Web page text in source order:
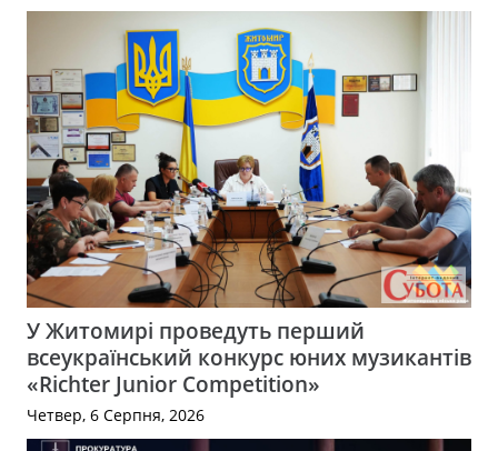
У Житомирі проведуть перший
всеукраїнський конкурс юних музикантів
«Richter Junior Competition»
Четвер, 6 Серпня, 2026